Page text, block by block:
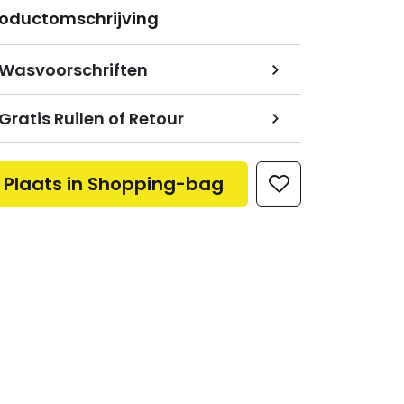
Gratis Ruilen of Retour
Plaats in Shopping-bag